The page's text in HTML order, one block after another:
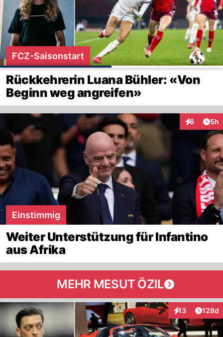
FCZ-Saisonstart
Rückkehrerin Luana Bühler: «Von
Beginn weg angreifen»
6 5h
Einstimmig
Weiter Unterstützung für Infantino
aus Afrika
MEHR MESUT ÖZIL
13
Interaktionen
128d